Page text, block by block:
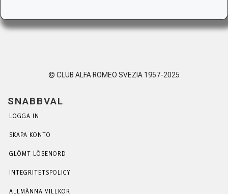
© CLUB ALFA ROMEO SVEZIA 1957-2025
SNABBVAL
LOGGA IN
SKAPA KONTO
GLÖMT LÖSENORD
INTEGRITETSPOLICY
ALLMÄNNA VILLKOR